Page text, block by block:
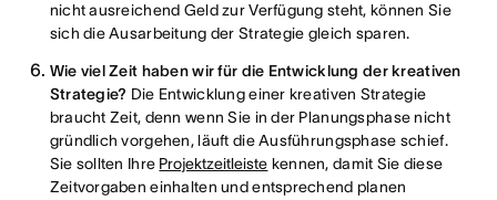
nicht ausreichend Geld zur Verfügung steht, können Sie
sich die Ausarbeitung der Strategie gleich sparen.
Wie viel Zeit haben wir für die Entwicklung der kreativen
Strategie? Die Entwicklung einer kreativen Strategie
braucht Zeit, denn wenn Sie in der Planungsphase nicht
gründlich vorgehen, läuft die Ausführungsphase schief.
Sie sollten Ihre Projektzeitleiste kennen, damit Sie diese
Zeitvorgaben einhalten und entsprechend planen